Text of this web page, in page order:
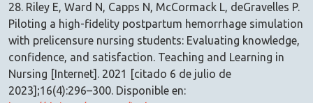
28. Riley E, Ward N, Capps N, McCormack L, deGravelles P.
Piloting a high-fidelity postpartum hemorrhage simulation
with prelicensure nursing students: Evaluating knowledge,
confidence, and satisfaction. Teaching and Learning in
Nursing [Internet]. 2021 [citado 6 de julio de
2023];16(4):296–300. Disponible en: